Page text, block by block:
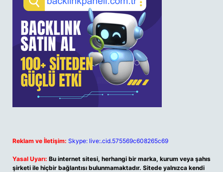
Reklam ve İletişim: Skype: live:.cid.575569c608265c69
Yasal Uyarı: Bu internet sitesi, herhangi bir marka, kurum veya şahıs
şirketi ile hiçbir bağlantısı bulunmamaktadır. Sitede yalnızca kendi